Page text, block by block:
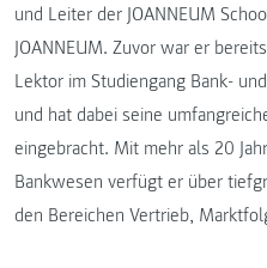
und Leiter der JOANNEUM
JOANNEUM. Zuvor war er
Lektor im Studiengang Bank-
und hat dabei seine
eingebracht. Mit mehr als 20
Bankwesen verfügt er über
den Bereichen Vertrieb,